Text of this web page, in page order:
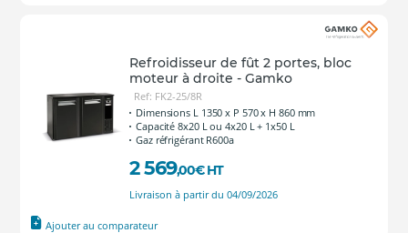
Refroidisseur de fût 2 portes, bloc
moteur à droite - Gamko
Ref: FK2-25/8R
Dimensions L 1350 x P 570 x H 860 mm
Capacité 8x20 L ou 4x20 L + 1x50 L
Gaz réfrigérant R600a
2 569,00€ HT
Livraison à partir du 04/09/2026
Ajouter au comparateur